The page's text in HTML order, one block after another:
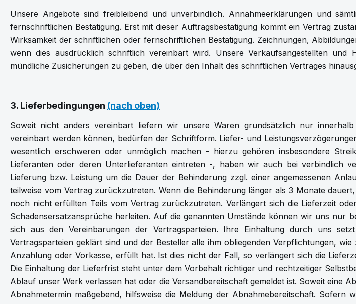
Unsere Angebote sind freibleibend und unverbindlich. Annahmeerklärungen und
fernschriftlichen Bestätigung. Erst mit dieser Auftragsbestätigung kommt ein Vertrag
Wirksamkeit der schriftlichen oder fernschriftlichen Bestätigung. Zeichnungen,
wenn dies ausdrücklich schriftlich vereinbart wird. Unsere Verkaufsangestellten
mündliche Zusicherungen zu geben, die über den Inhalt des schriftlichen Vertrages
3. Lieferbedingungen (nach oben)
Soweit nicht anders vereinbart liefern wir unsere Waren grundsätzlich nur
vereinbart werden können, bedürfen der Schriftform. Liefer- und
wesentlich erschweren oder unmöglich machen - hierzu gehören insbesondere
Lieferanten oder deren Unterlieferanten eintreten -, haben wir auch bei verbindlich
Lieferung bzw. Leistung um die Dauer der Behinderung zzgl. einer angemessenen
teilweise vom Vertrag zurückzutreten. Wenn die Behinderung länger als 3 Monate
noch nicht erfüllten Teils vom Vertrag zurückzutreten. Verlängert sich die Lieferzeit
Schadensersatzansprüche herleiten. Auf die genannten Umstände können wir uns
sich aus den Vereinbarungen der Vertragsparteien. Ihre Einhaltung durch uns
Vertragsparteien geklärt sind und der Besteller alle ihm obliegenden Verpflichtungen,
Anzahlung oder Vorkasse, erfüllt hat. Ist dies nicht der Fall, so verlängert sich die
Die Einhaltung der Lieferfrist steht unter dem Vorbehalt richtiger und rechtzeitiger
Ablauf unser Werk verlassen hat oder die Versandbereitschaft gemeldet ist. Soweit
Abnahmetermin maßgebend, hilfsweise die Meldung der Abnahmebereitschaft.